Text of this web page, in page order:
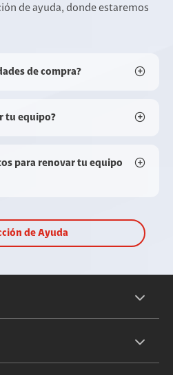
de ayuda, donde estaremos
de compra?
tu equipo?
para renovar tu equipo
de Ayuda